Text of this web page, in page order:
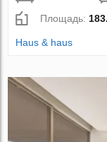
Площадь:
Haus & haus